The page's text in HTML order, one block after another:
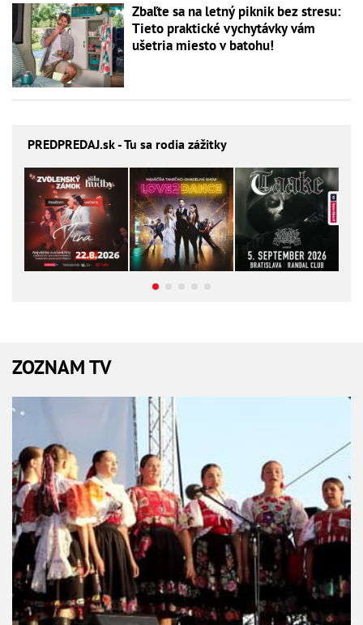
Zbaľte sa na letný piknik bez stresu:
Tieto praktické vychytávky vám
ušetria miesto v batohu!
PREDPREDAJ.sk - Tu sa rodia zážitky
ZOZNAM TV